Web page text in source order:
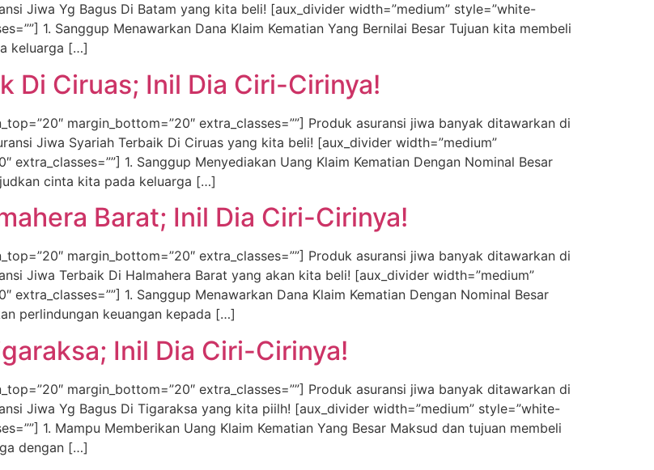
Jiwa Yg Bagus Di Batam yang kita beli! [aux_divider width=”medium” style=”white-
1. Sanggup Menawarkan Dana Klaim Kematian Yang Bernilai Besar Tujuan kita membeli
keluarga […]
Di Ciruas; Inil Dia Ciri-Cirinya!
margin_bottom=”20″ extra_classes=””] Produk asuransi jiwa banyak ditawarkan di
Jiwa Syariah Terbaik Di Ciruas yang kita beli! [aux_divider width=”medium”
extra_classes=””] 1. Sanggup Menyediakan Uang Klaim Kematian Dengan Nominal Besar
cinta kita pada keluarga […]
Barat; Inil Dia Ciri-Cirinya!
margin_bottom=”20″ extra_classes=””] Produk asuransi jiwa banyak ditawarkan di
Jiwa Terbaik Di Halmahera Barat yang akan kita beli! [aux_divider width=”medium”
extra_classes=””] 1. Sanggup Menawarkan Dana Klaim Kematian Dengan Nominal Besar
perlindungan keuangan kepada […]
Inil Dia Ciri-Cirinya!
margin_bottom=”20″ extra_classes=””] Produk asuransi jiwa banyak ditawarkan di
Jiwa Yg Bagus Di Tigaraksa yang kita piilh! [aux_divider width=”medium” style=”white-
1. Mampu Memberikan Uang Klaim Kematian Yang Besar Maksud dan tujuan membeli
dengan […]